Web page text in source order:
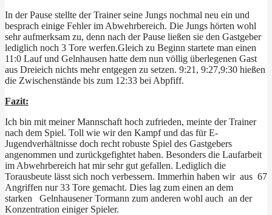
In der Pause stellte der Trainer seine Jungs nochmal neu ein und
besprach einige Fehler im Abwehrbereich. Die Jungs hörten wohl
sehr aufmerksam zu, denn nach der Pause ließen sie den Gastgeber
lediglich noch 3 Tore werfen.Gleich zu Beginn startete man einen
11:0 Lauf und Gelnhausen hatte dem nun völlig überlegenen Gast
aus Dreieich nichts mehr entgegen zu setzen. 9:21, 9:27,9:30 hießen
die Zwischenstände bis zum 12:33 bei Abpfiff.
Fazit:
Ich bin mit meiner Mannschaft hoch zufrieden, meinte der Trainer
nach dem Spiel. Toll wie wir den Kampf und das für E-
Jugendverhältnisse doch recht robuste Spiel des Gastgebers
angenommen und zurückgefightet haben. Besonders die Laufarbeit
im Abwehrbereich hat mir sehr gut gefallen. Lediglich die
Torausbeute lässt sich noch verbessern. Immerhin haben wir aus 67
Angriffen nur 33 Tore gemacht. Dies lag zum einen an dem
starken Gelnhausener Tormann zum anderen wohl auch an der
Konzentration einiger Spieler.